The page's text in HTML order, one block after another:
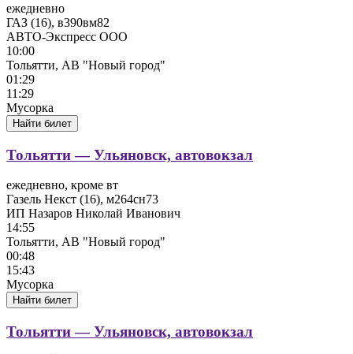
ежедневно
ГАЗ (16), в390вм82
АВТО-Экспресс ООО
10:00
Тольятти, АВ "Новый город"
01:29
11:29
Мусорка
Найти билет
Тольятти — Ульяновск, автовокзал
ежедневно, кроме вт
Газель Некст (16), м264сн73
ИП Назаров Николай Иванович
14:55
Тольятти, АВ "Новый город"
00:48
15:43
Мусорка
Найти билет
Тольятти — Ульяновск, автовокзал